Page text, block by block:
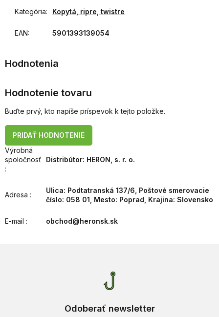
Kategória: Kopytá, ripre, twistre
EAN: 5901393139054
Hodnotenie tovaru
Buďte prvý, kto napíše príspevok k tejto položke.
PRIDAŤ HODNOTENIE
Výrobná
spoločnosť
:
Distribútor: HERON, s. r. o.
Adresa :
Ulica: Podtatranská 137/6, Poštové smerovacie
číslo: 058 01, Mesto: Poprad, Krajina: Slovensko
E-mail : obchod@heronsk.sk
Odoberať newsletter